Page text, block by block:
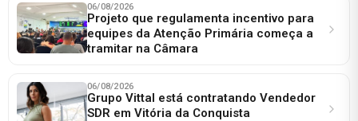
06/08/2026
Projeto que regulamenta incentivo para
equipes da Atenção Primária começa a
tramitar na Câmara
06/08/2026
Grupo Vittal está contratando Vendedor
SDR em Vitória da Conquista